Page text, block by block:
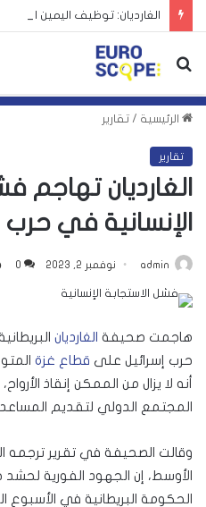
الغارديان: توظيف اليمين
بحث
الرئيسية / تقارير
تقارير
الغارديان تهاجم
الإنسانية في
admin نوفمبر 2, 2023 0
هاجمت صحيفة الغارديان
حرب إسرائيل على قطاع غزة
أنه لا يزال من الممكن إنقاذ
المجتمع الدولي لتقديم
وقالت الصحيفة في تقرير ترجمه
الأوسط، إن الجهود الفورية لحشد
الحكومة البريطانية في